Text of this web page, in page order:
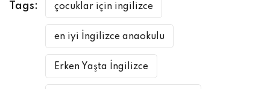
Tags: çocuklar için ingilizce
en iyi İngilizce anaokulu
Erken Yaşta İngilizce